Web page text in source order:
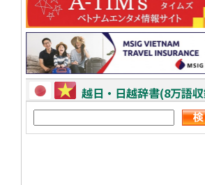
越日・日越辞書(8万語